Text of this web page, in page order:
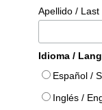
Apellido / Last
Idioma /
Español /
Inglés /